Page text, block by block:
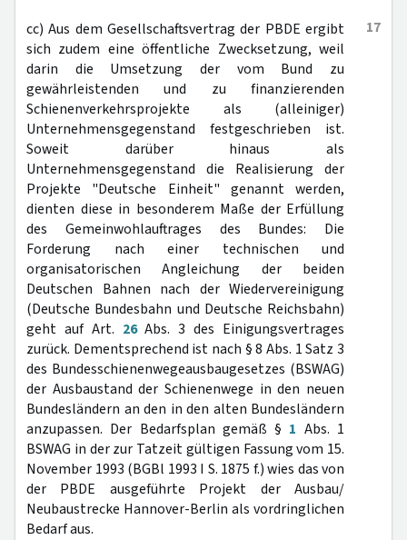
17
cc) Aus dem Gesellschaftsvertrag der PBDE ergibt
sich zudem eine öffentliche Zwecksetzung, weil
darin die Umsetzung der vom Bund zu
gewährleistenden und zu finanzierenden
Schienenverkehrsprojekte als (alleiniger)
Unternehmensgegenstand festgeschrieben ist.
Soweit darüber hinaus als
Unternehmensgegenstand die Realisierung der
Projekte "Deutsche Einheit" genannt werden,
dienten diese in besonderem Maße der Erfüllung
des Gemeinwohlauftrages des Bundes: Die
Forderung nach einer technischen und
organisatorischen Angleichung der beiden
Deutschen Bahnen nach der Wiedervereinigung
(Deutsche Bundesbahn und Deutsche Reichsbahn)
geht auf Art. 26Abs. 3 des Einigungsvertrages
zurück. Dementsprechend ist nach § 8 Abs. 1 Satz 3
des Bundesschienenwegeausbaugesetzes (BSWAG)
der Ausbaustand der Schienenwege in den neuen
Bundesländern an den in den alten Bundesländern
anzupassen. Der Bedarfsplan gemäß § 1 Abs. 1
BSWAG in der zur Tatzeit gültigen Fassung vom 15.
November 1993 (BGBl 1993 I S. 1875 f.) wies das von
der PBDE ausgeführte Projekt der Ausbau/
Neubaustrecke Hannover-Berlin als vordringlichen
Bedarf aus.